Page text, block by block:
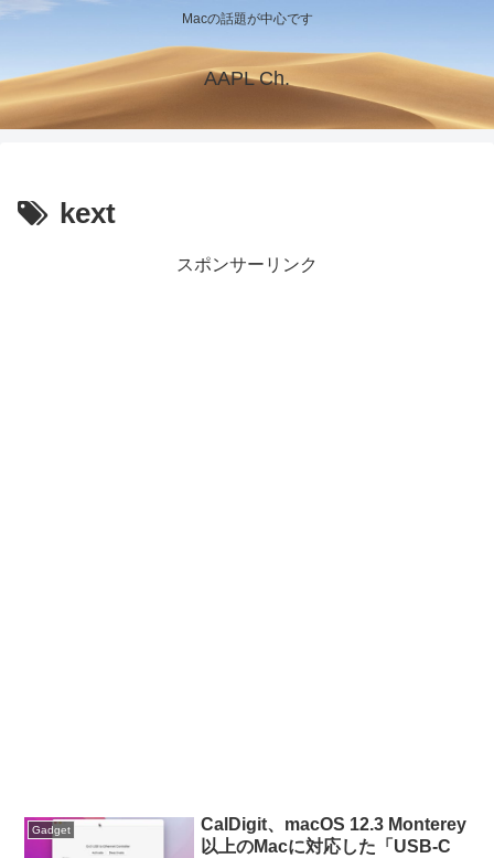
Macの話題が中心です
AAPL Ch.
kext
スポンサーリンク
Gadget
CalDigit、macOS 12.3 Monterey
以上のMacに対応した「USB-C